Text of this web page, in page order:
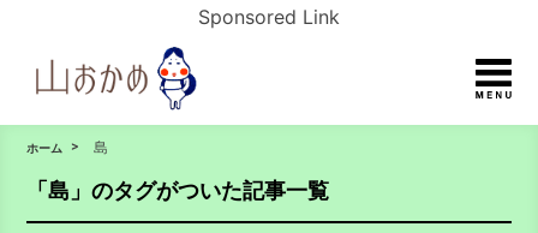
Sponsored Link
ホーム 島
「島」のタグがついた記事一覧